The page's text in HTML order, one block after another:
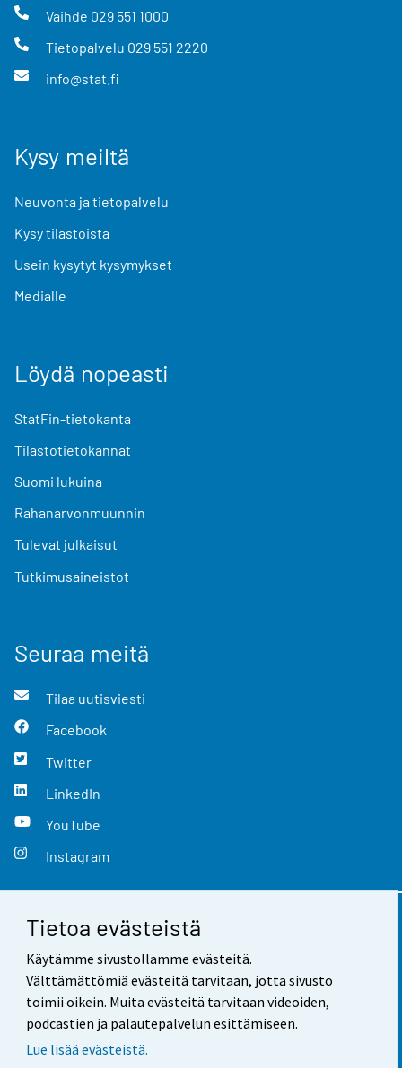
Tietoa evästeistä
Käytämme sivustollamme evästeitä.
Välttämättömiä evästeitä tarvitaan, jotta sivusto
toimii oikein. Muita evästeitä tarvitaan videoiden,
podcastien ja palautepalvelun esittämiseen.
Lue lisää evästeistä.
Vaihde 029 551 1000
Tietopalvelu 029 551 2220
info@stat.fi
Kysy meiltä
Neuvonta ja tietopalvelu
Kysy tilastoista
Usein kysytyt kysymykset
Medialle
Löydä nopeasti
StatFin-tietokanta
Tilastotietokannat
Suomi lukuina
Rahanarvonmuunnin
Tulevat julkaisut
Tutkimusaineistot
Seuraa meitä
Tilaa uutisviesti
Facebook
Twitter
LinkedIn
YouTube
Instagram
Yhteystiedot
Palaute
Käyttöehdot